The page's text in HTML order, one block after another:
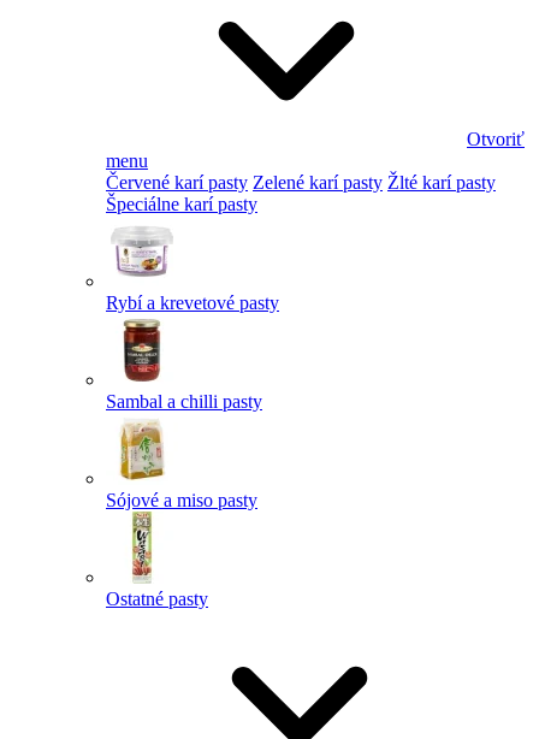
Otvoriť
menu
Červené karí pasty Zelené karí pasty Žlté karí pasty
Špeciálne karí pasty
Rybí a krevetové pasty
Sambal a chilli pasty
Sójové a miso pasty
Ostatné pasty